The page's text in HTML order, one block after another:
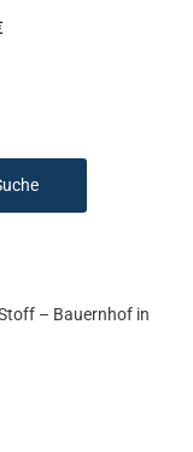
– Bauernhof in